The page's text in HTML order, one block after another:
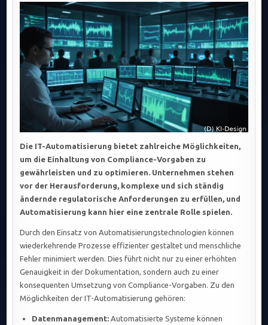
SCHLÜSSEL
VERBESSERTEN
COMPLIANCE-
EINHALTUNG
UND
IN
UNTERNEHMEN.
Die IT-Automatisierung bietet zahlreiche Möglichkeiten,
um die Einhaltung von Compliance-Vorgaben zu
gewährleisten und zu optimieren. Unternehmen stehen
vor der Herausforderung, komplexe und sich ständig
ändernde regulatorische Anforderungen zu erfüllen, und
Automatisierung kann hier eine zentrale Rolle spielen.
Durch den Einsatz von Automatisierungstechnologien können
wiederkehrende Prozesse effizienter gestaltet und menschliche
Fehler minimiert werden. Dies führt nicht nur zu einer erhöhten
Genauigkeit in der Dokumentation, sondern auch zu einer
konsequenten Umsetzung von Compliance-Vorgaben. Zu den
Möglichkeiten der IT-Automatisierung gehören:
Datenmanagement: Automatisierte Systeme können